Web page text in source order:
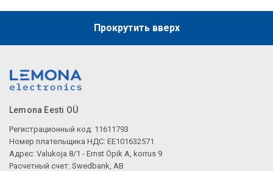
Описание искусственного интеллекта
Прокрутить вверх
Lemona Eesti OÜ
Регистрационный код: 11611793
Номер плательщика НДС: EE101632571
Адрес: Valukoja 8/1 - Ernst Öpik A, korrus 9
Расчетный счет: Swedbank, AB